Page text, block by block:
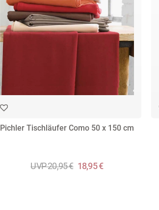
Pichler Tischläufer Como 50 x 150 cm
UVP 20,95 € 18,95 €